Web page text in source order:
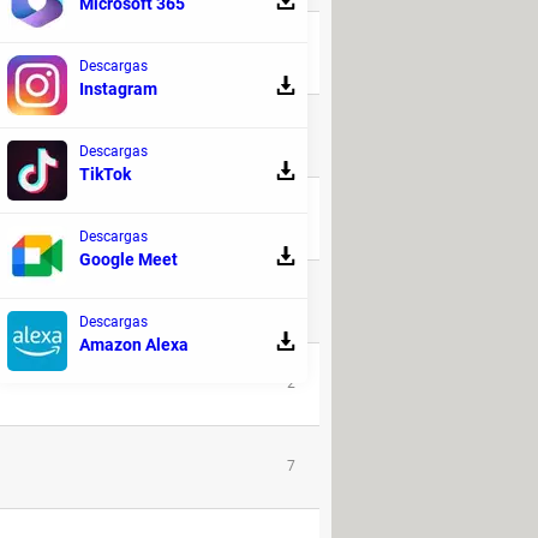
2
7
Descargas
Instagram
Descargas
TikTok
Descargas
Google Meet
Descargas
Amazon Alexa